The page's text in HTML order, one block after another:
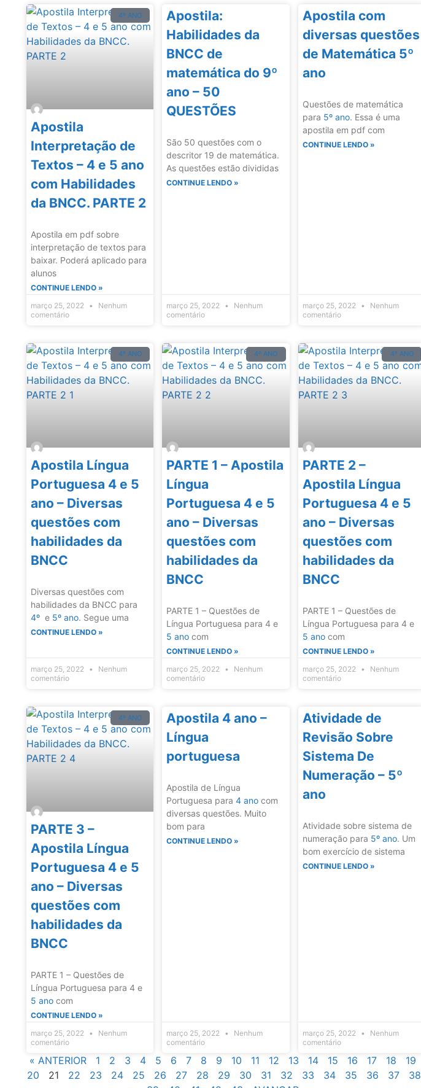
4º ANO
Apostila
Interpretação de
Textos – 4 e 5 ano
com Habilidades
da BNCC. PARTE 2
Apostila em pdf sobre
interpretação de textos para
baixar. Poderá aplicado para
alunos
CONTINUE LENDO »
março 25, 2022
Nenhum
comentário
Apostila:
Habilidades da
BNCC de
matemática do 9º
ano – 50
QUESTÕES
São 50 questões com o
descritor 19 de matemática.
As questões estão divididas
CONTINUE LENDO »
março 25, 2022
Nenhum
comentário
Apostila com
diversas questões
de Matemática 5º
ano
Questões de matemática
para 5º ano. Essa é uma
apostila em pdf com
CONTINUE LENDO »
março 25, 2022
Nenhum
comentário
4º ANO
Apostila Língua
Portuguesa 4 e 5
ano – Diversas
questões com
habilidades da
BNCC
Diversas questões com
habilidades da BNCC para
4º e 5º ano. Segue uma
CONTINUE LENDO »
março 25, 2022
Nenhum
comentário
4º ANO
PARTE 1 – Apostila
Língua
Portuguesa 4 e 5
ano – Diversas
questões com
habilidades da
BNCC
PARTE 1 – Questões de
Língua Portuguesa para 4 e
5 ano com
CONTINUE LENDO »
março 25, 2022
Nenhum
comentário
4º ANO
PARTE 2 –
Apostila Língua
Portuguesa 4 e 5
ano – Diversas
questões com
habilidades da
BNCC
PARTE 1 – Questões de
Língua Portuguesa para 4 e
5 anocom
CONTINUE LENDO »
março 25, 2022
Nenhum
comentário
4º ANO
PARTE 3 –
Apostila Língua
Portuguesa 4 e 5
ano – Diversas
questões com
habilidades da
BNCC
PARTE 1 – Questões de
Língua Portuguesa para 4 e
5 ano com
CONTINUE LENDO »
março 25, 2022
Nenhum
comentário
Apostila 4 ano –
Língua
portuguesa
Apostila de Língua
Portuguesa para4 ano com
diversas questões. Muito
bom para
CONTINUE LENDO »
março 25, 2022
Nenhum
comentário
Atividade de
Revisão Sobre
Sistema De
Numeração – 5º
ano
Atividade sobre sistema de
numeração para 5º ano. Um
bom exercício de sistema
CONTINUE LENDO »
março 25, 2022
Nenhum
comentário
« ANTERIOR 1 2 3 4 5 6 7 8 9 10 11 12 13 14 15 16 17 18
19
20
21 22 23 24 25 26 27 28 29 30 31 32 33 34 35 36 37
38